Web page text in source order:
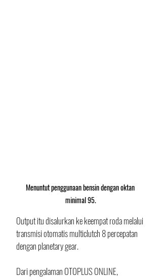
Menuntut penggunaan bensin dengan oktan
minimal 95.
Output itu disalurkan ke keempat roda melalui
transmisi otomatis multiclutch 8 percepatan
dengan planetary gear.
Dari pengalaman OTOPLUS ONLINE,